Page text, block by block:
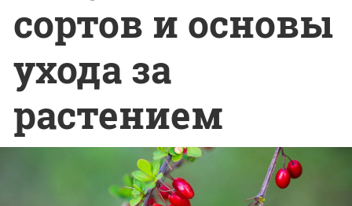
сортов и основы
ухода за
растением